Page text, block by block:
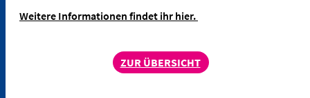
Weitere Informationen findet ihr hier.
ZUR ÜBERSICHT